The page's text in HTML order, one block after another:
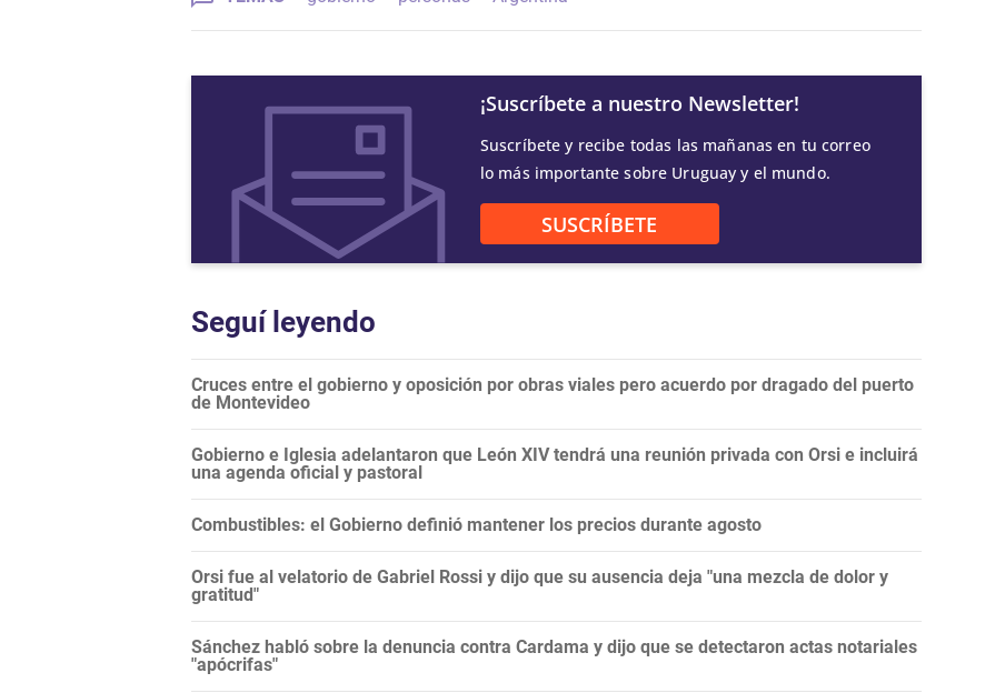
¡Suscríbete a nuestro Newsletter!
Suscríbete y recibe todas las mañanas en tu correo
lo más importante sobre Uruguay y el mundo.
SUSCRÍBETE
Seguí leyendo
Cruces entre el gobierno y oposición por obras viales pero acuerdo por dragado del puerto
de Montevideo
Gobierno e Iglesia adelantaron que León XIV tendrá una reunión privada con Orsi e incluirá
una agenda oficial y pastoral
Combustibles: el Gobierno definió mantener los precios durante agosto
Orsi fue al velatorio de Gabriel Rossi y dijo que su ausencia deja "una mezcla de dolor y
gratitud"
Sánchez habló sobre la denuncia contra Cardama y dijo que se detectaron actas notariales
"apócrifas"